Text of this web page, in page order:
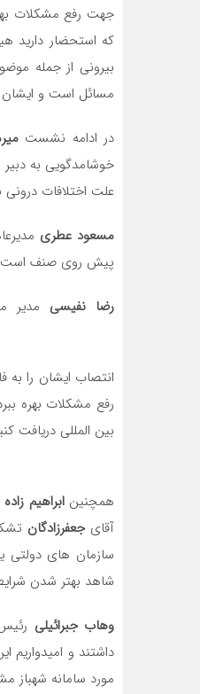
جهت رفع مشکلات
که استحضار دارید
بیرونی از جمله
مسائل است و ایشان
در ادامه نشست
خوشامدگویی به
علت اختلافات درونی
مسعود عطری
پیش روی صنف
رضا نفیسی مدیر
انتصاب ایشان را به
رفع مشکلات بهره
بین المللی دریافت
همچنینابراهیم زاده
آقای جعفرزادگان
سازمان های دولتی
شاهد بهتر شدن
وهاب جبرائیلی
داشتند و
مورد سامانه شهباز